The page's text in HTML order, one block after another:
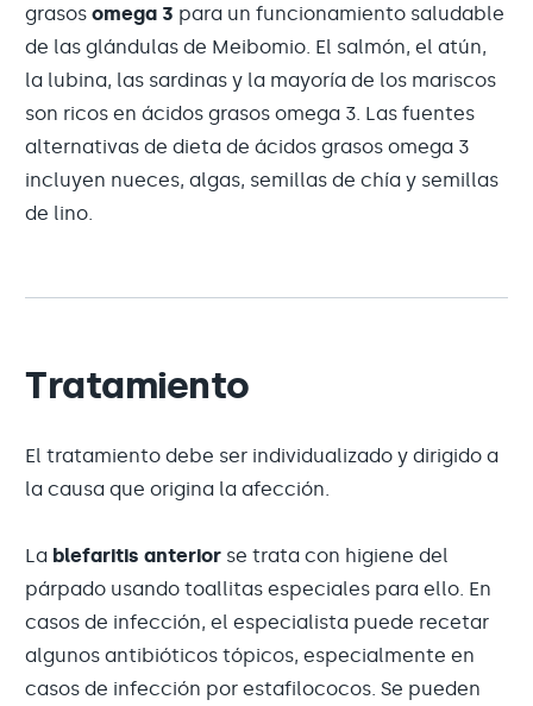
grasos omega 3 para un funcionamiento saludable
de las glándulas de Meibomio. El salmón, el atún,
la lubina, las sardinas y la mayoría de los mariscos
son ricos en ácidos grasos omega 3. Las fuentes
alternativas de dieta de ácidos grasos omega 3
incluyen nueces, algas, semillas de chía y semillas
de lino.
Tratamiento
El tratamiento debe ser individualizado y dirigido a
la causa que origina la afección.
La blefaritis anterior se trata con higiene del
párpado usando toallitas especiales para ello. En
casos de infección, el especialista puede recetar
algunos antibióticos tópicos, especialmente en
casos de infección por estafilococos. Se pueden